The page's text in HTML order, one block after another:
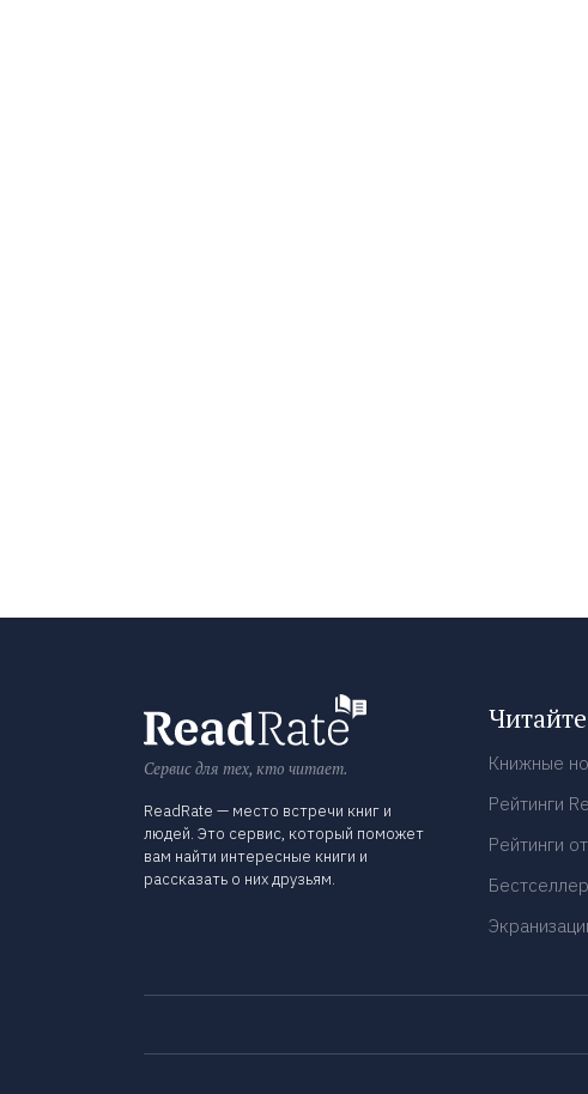
Сервис для тех, кто читает.
ReadRate — место встречи книг и
людей. Это сервис, который поможет
вам найти интересные книги и
рассказать о них друзьям.
Читайте
Книжные
Рейтинги
Рейтинги